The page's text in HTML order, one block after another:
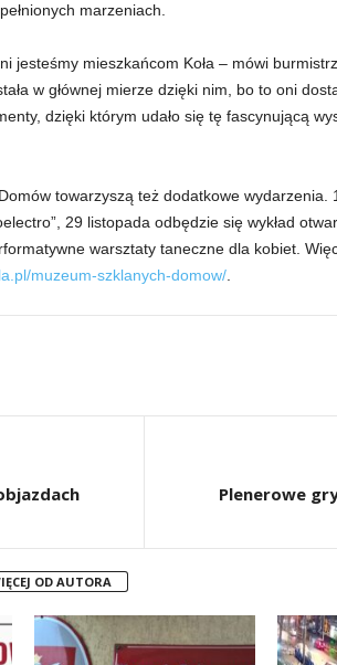
marzeniach.
jesteśmy mieszkańcom Koła – mówi
w głównej mierze dzięki nim, bo to oni
dzięki którym udało się tę fascynującą
towarzyszą też dodatkowe wydarzenia.
29 listopada odbędzie się wykład
warsztaty taneczne dla kobiet.
muzeum-szklanych-domow/.
Plenerowe
OD AUTORA